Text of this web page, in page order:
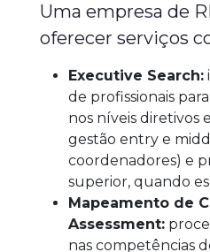
Uma empresa de
oferecer serviços
Executive Search:
de profissionais
nos níveis diretivos
gestão entry e
coordenadores) e
superior, quando
Mapeamento de
Assessment:
nas competências